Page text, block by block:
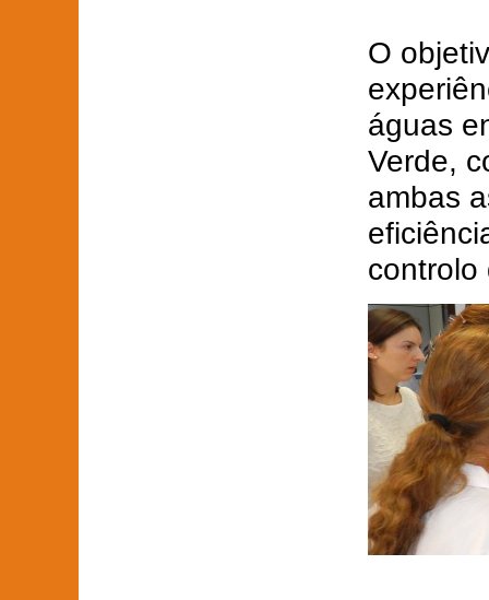
O
águas
Verde,
ambas
controlo